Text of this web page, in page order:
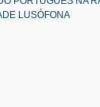
LUSÓFONA